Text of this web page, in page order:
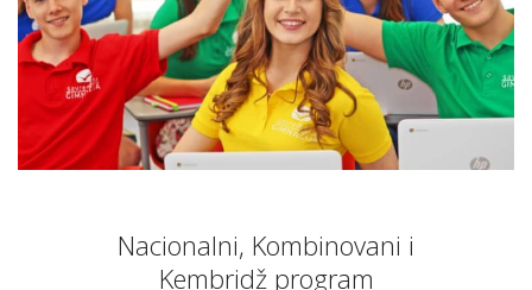
Nacionalni, Kombinovani i
Kembridž program